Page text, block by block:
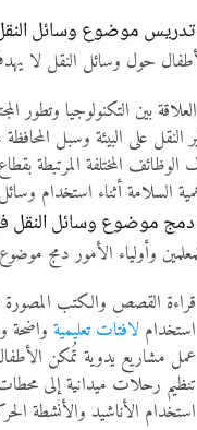
موضوع وسائل
حول وسائل النقل لا
بين التكنولوجيا وتطور
النقل على البيئة وسبل المحافظة
المختلفة المرتبطة
السلامة أثناء استخدام
موضوع وسائل النقل
وأولياء الأمور دمج
قراءة القصص والكتب المصورة
استخدام لافتات تعليمية واضحة
عمل مشاريع يدوية تُمكن
تنظيم رحلات ميدانية إلى
استخدام الأناشيد والأنشطة